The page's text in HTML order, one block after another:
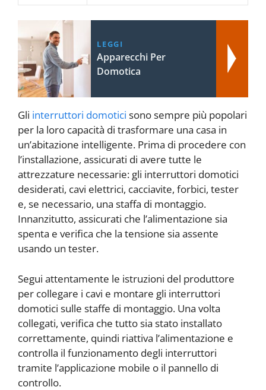
LEGGI
Apparecchi Per
Domotica
Gli interruttori domotici sono sempre più popolari
per la loro capacità di trasformare una casa in
un’abitazione intelligente. Prima di procedere con
l’installazione, assicurati di avere tutte le
attrezzature necessarie: gli interruttori domotici
desiderati, cavi elettrici, cacciavite, forbici, tester
e, se necessario, una staffa di montaggio.
Innanzitutto, assicurati che l’alimentazione sia
spenta e verifica che la tensione sia assente
usando un tester.
Segui attentamente le istruzioni del produttore
per collegare i cavi e montare gli interruttori
domotici sulle staffe di montaggio. Una volta
collegati, verifica che tutto sia stato installato
correttamente, quindi riattiva l’alimentazione e
controlla il funzionamento degli interruttori
tramite l’applicazione mobile o il pannello di
controllo.